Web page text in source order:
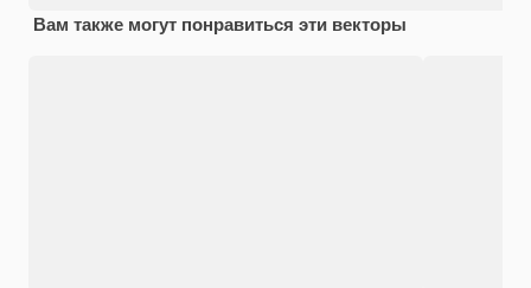
Вам также могут понравиться эти векторы